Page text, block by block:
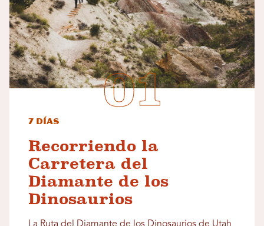
7 días
Recorriendo la
Carretera del
Diamante de los
Dinosaurios